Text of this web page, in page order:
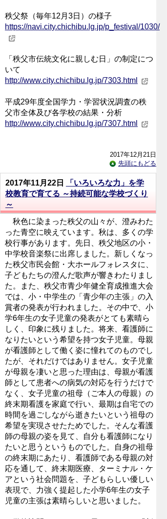
秩父祭（毎年12月3日）の様子
https://navi.city.chichibu.lg.jp/p_festival/1030/
「秩父市伝統文化に親しむ日」の制定につ
いて
http://www.city.chichibu.lg.jp/7303.html
平成29年度全国学力・学習状況調査の秩
父市全体及び各学校の結果・分析
http://www.city.chichibu.lg.jp/7307.html
2017年12月21日
先頭にもどる
2017年11月22日
「いろいろな力」を学
校教育で育てる ～持続可能な学校づくり
～
秋色に染まった秩父の山々が、澄みわた
った青空に映えています。秋は、多くの学
校行事があります。先日、秩父地区の小・
中学校音楽祭に出席しました。新しくなっ
た秩父市民会館・大ホールフォレスタに、
子どもたちの澄んだ歌声が響きわたりまし
た。また、秩父市青少年健全育成推進大会
では、小・中学生の「青少年の主張」の入
賞者の発表が行われました。その中で、小
学6年生の女子児童の発表がとても素晴ら
しく、印象に残りました。将来、看護師に
なりたいという希望を持つ女子児童。母親
が看護師として働く姿に憧れてのものでし
たが、それだけではありません。女子児童
が母親を凄いと思った理由は、母親が看護
師として患者への病気の対応を行うだけで
なく、女子児童の祖母（ご本人の母親）の
終末期看護を家庭で行い、最期は自宅での
時間を過ごしながら逝きたいという祖母の
希望を実現させたためでした。そんな看護
師の母親の姿を見て、自分も看護師になり
たいと思うというものでした。自身の祖母
の終末期にあたり、看護師である母親の対
応を通して、終末期医療、ターミナル・ケ
アという社会問題を、子どもらしい優しい
表現で、力強く提起した小学6年生の女子
児童の主張は素晴らしいと思いました。